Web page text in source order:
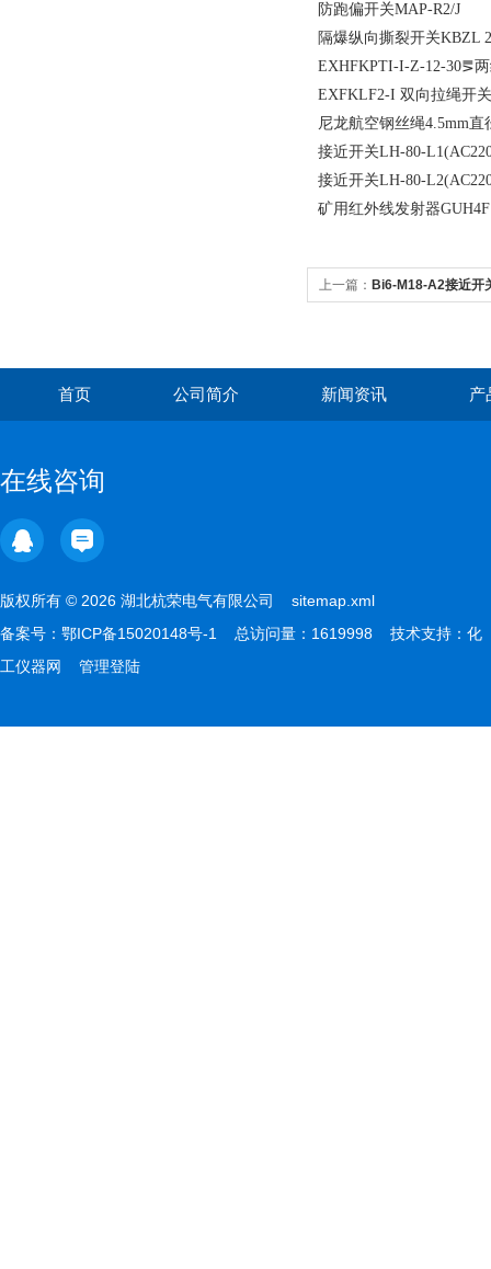
防跑偏开关MAP-R2/J
隔爆纵向撕裂开关KBZL
EXHFKPTI-I-Z-12-30⪚
EXFKLF2-I 双向拉绳开关
尼龙航空钢丝绳4.5mm直
接近开关LH-80-
接近开关LH-80-
矿用红外线发射器GUH4F
上一篇： Bi6-M18-A2接近开
首页 公司简介 新闻资讯 产
在线咨询
版权所有 © 2026 湖北杭荣电气有限公司 sitemap.xml
备案号： 鄂ICP备15020148号-1 总访问量：1619998 技术支持： 化
工仪器网
管理登陆